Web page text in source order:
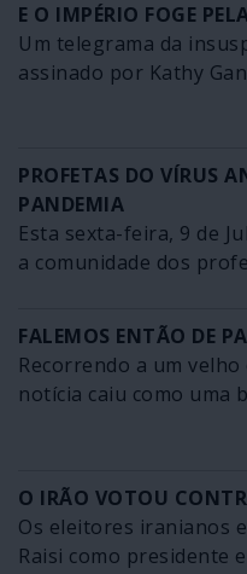
E O IMPÉRIO FOGE
Um telegrama da
assinado por Kathy
PROFETAS DO VÍRUS
PANDEMIA
Esta sexta-feira, 9 de
a comunidade dos
FALEMOS ENTÃO DE
Recorrendo a um
notícia caiu como uma
O IRÃO VOTOU
Os eleitores iranianos
Raisi como presidente